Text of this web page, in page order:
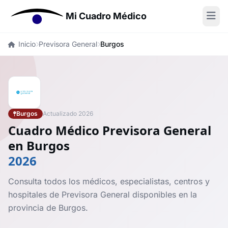
Mi Cuadro Médico
Inicio Previsora General Burgos
Burgos Actualizado 2026
Cuadro Médico Previsora General
en Burgos
2026
Consulta todos los médicos, especialistas, centros y
hospitales de Previsora General disponibles en la
provincia de Burgos.